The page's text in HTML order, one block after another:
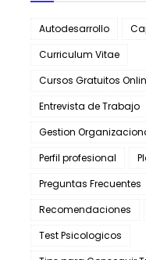
Autodesarrollo
Curriculum Vitae
Cursos Gratuitos
Entrevista de Trabajo
Gestion
Perfil profesional
Preguntas Frecuentes
Recomendaciones
Test Psicologicos